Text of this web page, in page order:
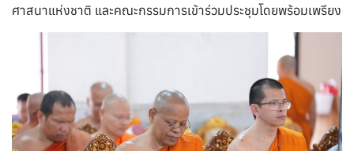
ศาสนาแห่งชาติ และคณะกรรมการเข้าร่วมประชุมโดยพร้อมเพรียง